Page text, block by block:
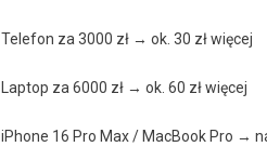
Telefon za 3000 zł → ok. 30 zł więcej
Laptop za 6000 zł → ok. 60 zł więcej
iPhone 16 Pro Max / MacBook Pro →